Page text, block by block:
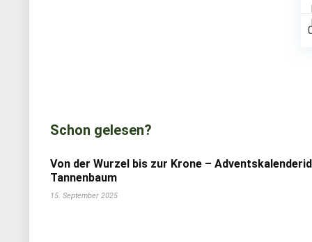
Schon gelesen?
Von der Wurzel bis zur Krone –
Tannenbaum
15. September 2025